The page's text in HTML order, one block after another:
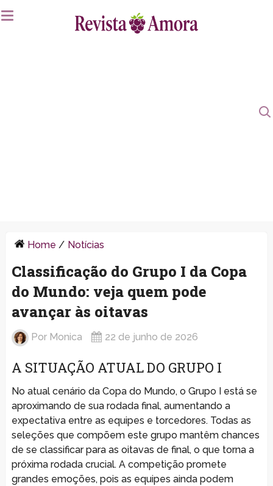
Home / Notícias
Classificação do Grupo I da Copa
do Mundo: veja quem pode
avançar às oitavas
Por Monica 22 de junho de 2026
A SITUAÇÃO ATUAL DO GRUPO I
No atual cenário da Copa do Mundo, o Grupo I está se
aproximando de sua rodada final, aumentando a
expectativa entre as equipes e torcedores. Todas as
seleções que compõem este grupo mantêm chances
de se classificar para as oitavas de final, o que torna a
próxima rodada crucial. A competição promete
grandes emoções, pois as equipes ainda podem